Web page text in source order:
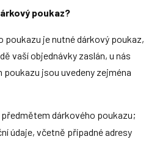
poukaz?
poukazu je nutné dárkový poukaz,
vaší objednávky zaslán, u nás
jsou uvedeny zejména
dárkového poukazu;
údaje, včetně případné adresy